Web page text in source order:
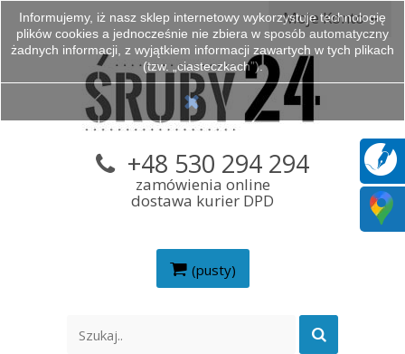
Moje Konto
(pusty)
+48 530 294 294
zamówienia online
dostawa kurier DPD
Informujemy, iż nasz sklep internetowy wykorzystuje technologię
plików cookies a jednocześnie nie zbiera w sposób automatyczny
żadnych informacji, z wyjątkiem informacji zawartych w tych plikach
(tzw. „ciasteczkach”).